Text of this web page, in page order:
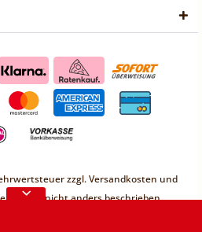
sind keine
möglich.
zzgl.Versandkosten und
wenn nicht anders beschrieben